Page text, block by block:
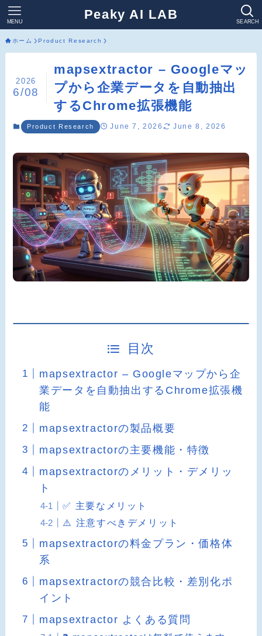
Peaky AI LAB SEARCH
MENU
ホーム Product Research
mapsextractor – Googleマッ
プから企業データを自動抽出
するChrome拡張機能
2026
6/08
Product Research June 7, 2026 June 8, 2026
目次
mapsextractor – Googleマップから企
業データを自動抽出するChrome拡張機
能
mapsextractorの製品概要
mapsextractorの主要機能・特徴
mapsextractorのメリット・デメリッ
ト
✅ 主要なメリット
⚠️ 注意すべきデメリット
mapsextractorの料金プラン・価格体
系
mapsextractorの競合比較・差別化ポ
イント
mapsextractor よくある質問